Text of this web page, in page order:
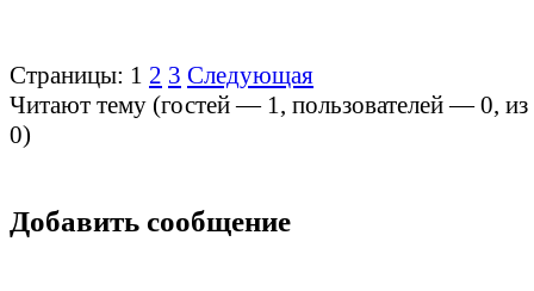
Страницы: 1 2 3 Следующая
Читают тему (гостей — 1, пользователей —0,
0)
Добавить сообщение